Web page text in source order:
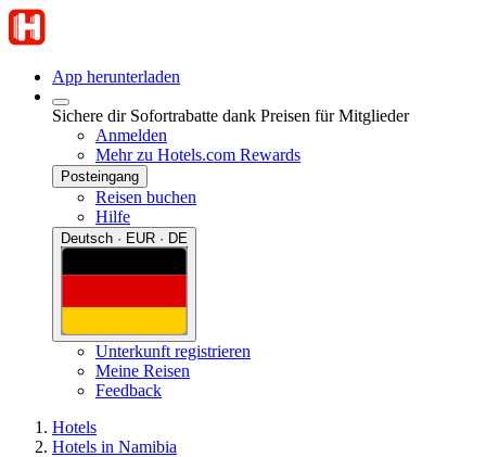
App herunterladen
Sichere dir Sofortrabatte dank Preisen für Mitglieder
Anmelden
Mehr zu Hotels.com Rewards
Posteingang
Reisen buchen
Hilfe
Deutsch · EUR · DE
Unterkunft registrieren
Meine Reisen
Feedback
Hotels
Hotels in Namibia